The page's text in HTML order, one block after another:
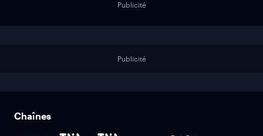
Publicité
Publicité
Chaînes